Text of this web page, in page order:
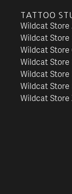
TATTOO
Wildcat Store
Wildcat Store
Wildcat Store
Wildcat Store
Wildcat Store
Wildcat Store
Wildcat Store